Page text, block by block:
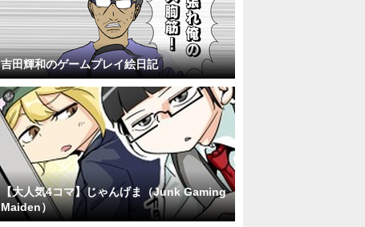
吉田輝和のゲームプレイ絵日記
【大人気4コマ】じゃんげま（Junk Gaming
Maiden）